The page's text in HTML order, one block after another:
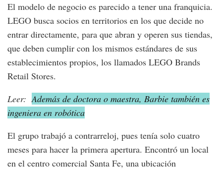
El modelo de negocio es parecido a tener una franquicia.
LEGO busca socios en territorios en los que decide no
entrar directamente, para que abran y operen sus tiendas,
que deben cumplir con los mismos estándares de sus
establecimientos propios, los llamados LEGO Brands
Retail Stores.
Leer: Además de doctora o maestra, Barbie también es
ingeniera en robótica
El grupo trabajó a contrarreloj, pues tenía solo cuatro
meses para hacer la primera apertura. Encontró un local
en el centro comercial Santa Fe, una ubicación